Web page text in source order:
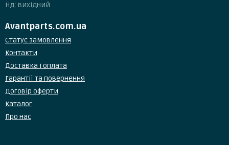
Нд: вихідний
Avantparts.com.ua
Статус замовлення
Контакти
Доставка і оплата
Гарантії та повернення
Договір оферти
Каталог
Про нас